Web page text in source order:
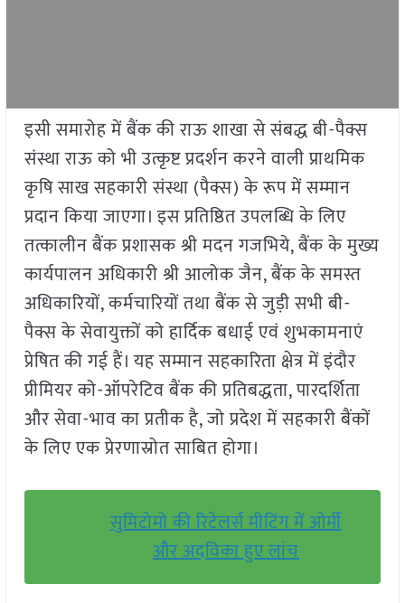
इसी समारोह में बैंक की राऊ शाखा से संबद्ध बी-पैक्स
संस्था राऊ को भी उत्कृष्ट प्रदर्शन करने वाली प्राथमिक
कृषि साख सहकारी संस्था (पैक्स) के रूप में सम्मान
प्रदान किया जाएगा। इस प्रतिष्ठित उपलब्धि के लिए
तत्कालीन बैंक प्रशासक श्री मदन गजभिये, बैंक के मुख्य
कार्यपालन अधिकारी श्री आलोक जैन, बैंक के समस्त
अधिकारियों, कर्मचारियों तथा बैंक से जुड़ी सभी बी-
पैक्स के सेवायुक्तों को हार्दिक बधाई एवं शुभकामनाएं
प्रेषित की गई हैं। यह सम्मान सहकारिता क्षेत्र में इंदौर
प्रीमियर को-ऑपरेटिव बैंक की प्रतिबद्धता, पारदर्शिता
और सेवा-भाव का प्रतीक है, जो प्रदेश में सहकारी बैंकों
के लिए एक प्रेरणास्रोत साबित होगा।
सुमिटोमो की रिटेलर्स मीटिंग में ओर्मी
और अदविका हुए लांच